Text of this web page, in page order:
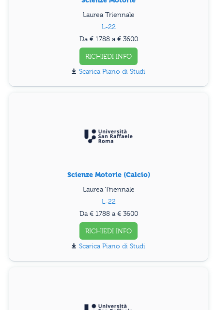
Laurea Triennale
L-22
Da € 1788 a € 3600
RICHIEDI INFO
Piano di Studi
Scienze Motorie (Calcio)
Laurea Triennale
L-22
Da € 1788 a € 3600
RICHIEDI INFO
Piano di Studi